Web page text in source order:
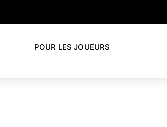
POUR LES JOUEURS